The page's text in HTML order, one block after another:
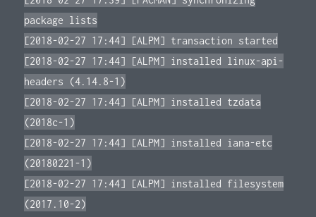
package lists
[2018-02-27 17:44] [ALPM] transaction started
[2018-02-27 17:44] [ALPM] installed linux-api-
headers (4.14.8-1)
[2018-02-27 17:44] [ALPM] installed tzdata
(2018c-1)
[2018-02-27 17:44] [ALPM] installed iana-etc
(20180221-1)
[2018-02-27 17:44] [ALPM] installed filesystem
(2017.10-2)